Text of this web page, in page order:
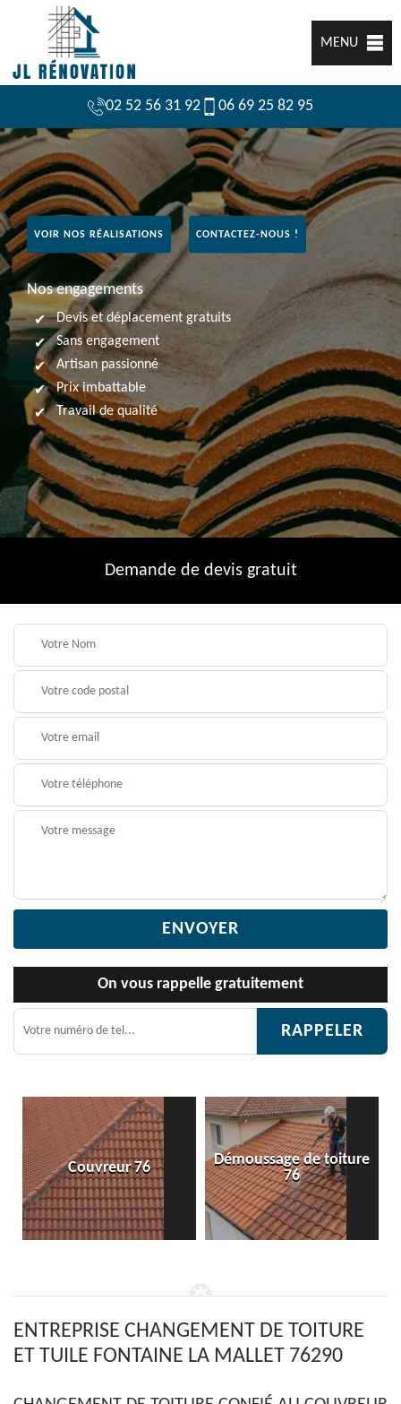
MENU
02 52 56 31 92 06 69 25 82 95
VOIR NOS RÉALISATIONS CONTACTEZ-NOUS !
Nos engagements
Devis et déplacement gratuits
Sans engagement
Artisan passionné
Prix imbattable
Travail de qualité
Demande de devis gratuit
On vous rappelle gratuitement
Démoussage de toiture
76
Etanchéité toiture 76
ENTREPRISE CHANGEMENT DE TOITURE
ET TUILE FONTAINE LA MALLET 76290